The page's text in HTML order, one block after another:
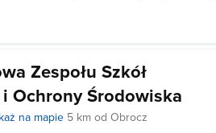
Zespołu Szkół
Ochrony Środowiska
na mapie 5 km od Obrocz